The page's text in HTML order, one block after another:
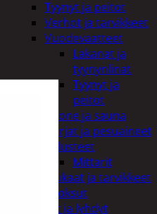
Tyynyt ja peitot
Verhot ja tarvikkeet
Vuodevaatteet
Lakanat ja
tyynynlinat
Tyynyt ja
peitot
Kylpyhuone ja sauna
Harjat ja pesuaineet
Kalusteet
Mittarit
Kiukaat ja tarvikkeet
Tuoksut
Kynttilät ja lyhdyt